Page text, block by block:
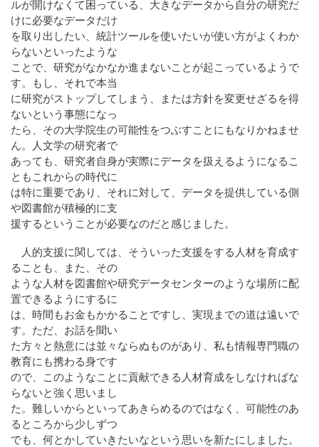
ルが開けなくて困っている、大きなデータから自分の研究だ
けに必要なデータだけ
を取り出したい、統計ツールを使いたいが使い方がよくわか
らないといったような
ことで、研究がなかなか進まないことが起こっているようで
す。もし、それで本当
に研究がストップしてしまう、または方針を変更せざるを得
ないという事態になっ
たら、その大学院生の可能性をつぶすことにもなりかねませ
ん。人文学の研究者で
あっても、研究者自身が実際にデータを扱えるようになるこ
ともこれからの時代に
は特に重要であり、それに対して、データを提供している側
や図書館が積極的に支
援するということが必要なのだと感じました。
人的支援に関しては、そういった支援をする人材を育成す
ることも、また、その
ような人材を図書館や研究データセンターのような場所に配
置できるようにするに
は、時間もお金もかかることですし、実現までの道は遠いで
す。ただ、お話を聞い
た方々と熱意には並々ならぬものがあり、私も情報専門職の
教育にも携わる身です
ので、このようなことに貢献できる人材育成をしなければな
らないと強く思いまし
た。難しいからといってあきらめるのではなく、可能性のあ
るところから少しずつ
でも、何とかしていきたいなという思いを新たにしました。